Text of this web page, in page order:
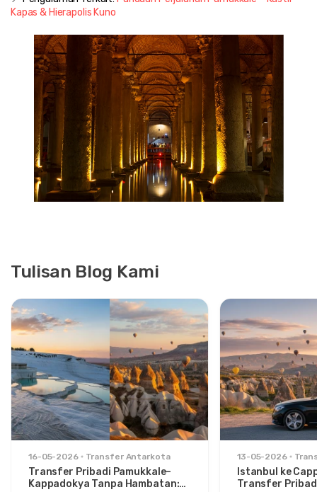
Kapas & Hierapolis Kuno
Tulisan Blog Kami
16-05-2026 Transfer Antarkota
Transfer Pribadi Pamukkale–
Kappadokya Tanpa Hambatan:
13-05-2026
Istanbul ke
Transfer